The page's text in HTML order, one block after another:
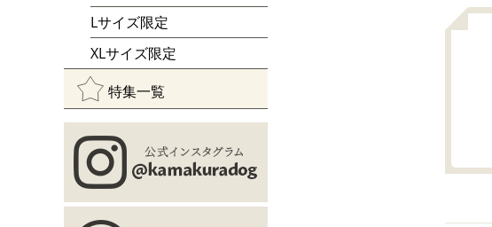
Lサイズ限定
XLサイズ限定
特集一覧